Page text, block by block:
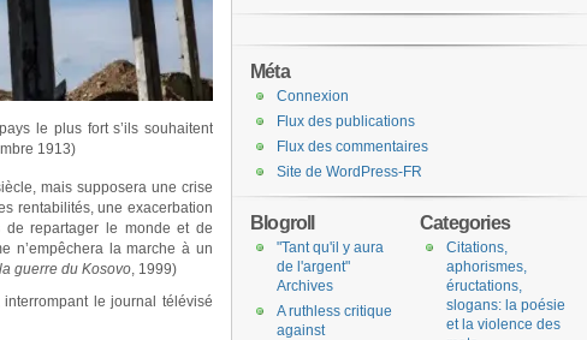
le plus fort s’ils souhaitent
1913)
mais supposera une crise
rentabilités, une exacerbation
de repartager le monde et de
n’empêchera la marche à un
guerre du Kosovo, 1999)
le journal télévisé
Méta
Connexion
Flux des publications
Flux des commentaires
Site de WordPress-FR
Categories
Citations,
aphorismes,
éructations,
slogans: la poésie
et la violence des
Blogroll
"Tant qu'il y aura
de l'argent"
Archives
A ruthless critique
against